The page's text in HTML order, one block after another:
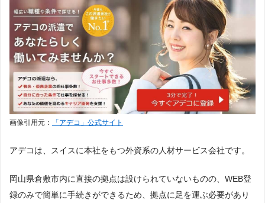
画像引用元： 「アデコ」公式サイト
アデコは、スイスに本社をもつ外資系の人材サービス会社です。
岡山県倉敷市内に直接の拠点は設けられていないものの、WEB登
録のみで簡単に手続きができるため、拠点に足を運ぶ必要があり